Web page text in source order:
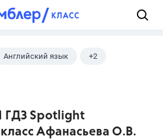
Английский язык +2
ГДЗ Spotlight
Афанасьева О.В.